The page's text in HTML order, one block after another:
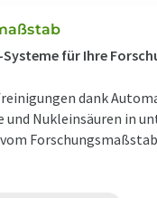
für Ihre
dank
Nukleinsäuren in